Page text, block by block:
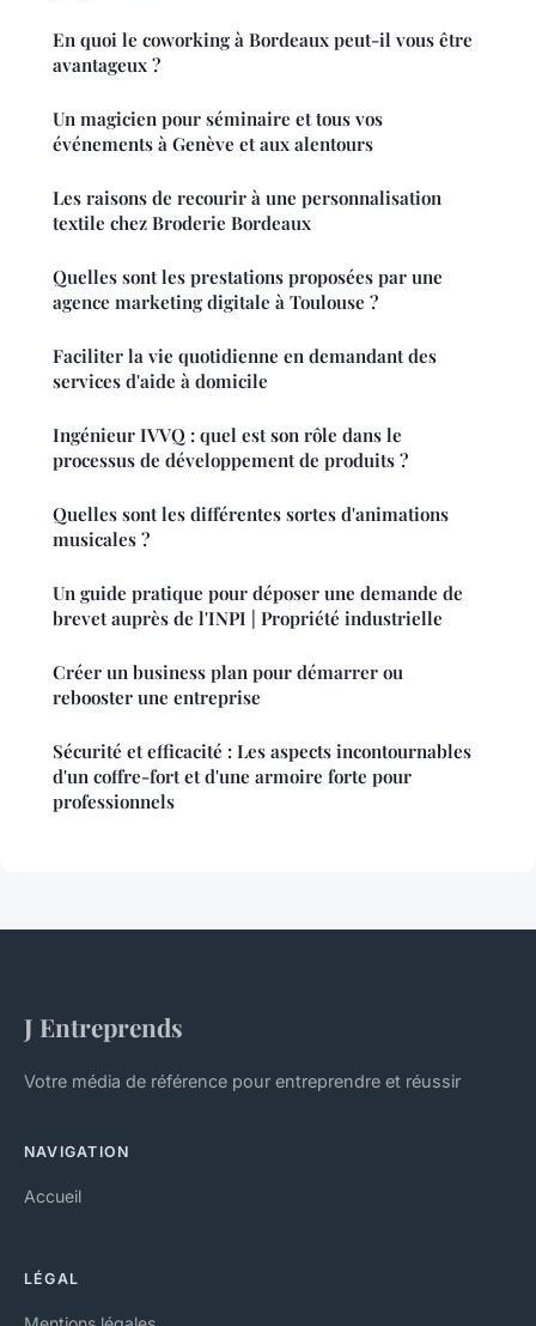
En quoi le coworking à Bordeaux peut-il vous être
avantageux ?
Un magicien pour séminaire et tous vos
événements à Genève et aux alentours
Les raisons de recourir à une personnalisation
textile chez Broderie Bordeaux
Quelles sont les prestations proposées par une
agence marketing digitale à Toulouse ?
Faciliter la vie quotidienne en demandant des
services d'aide à domicile
Ingénieur IVVQ : quel est son rôle dans le
processus de développement de produits ?
Quelles sont les différentes sortes d'animations
musicales ?
Un guide pratique pour déposer une demande de
brevet auprès de l'INPI | Propriété industrielle
Créer un business plan pour démarrer ou
rebooster une entreprise
Sécurité et efficacité : Les aspects incontournables
d'un coffre-fort et d'une armoire forte pour
professionnels
J Entreprends
Votre média de référence pour entreprendre et réussir
NAVIGATION
Accueil
LÉGAL